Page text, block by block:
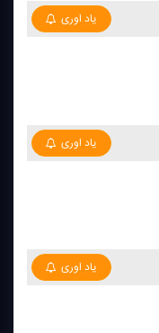
یاد اوری
یاد اوری
یاد اوری